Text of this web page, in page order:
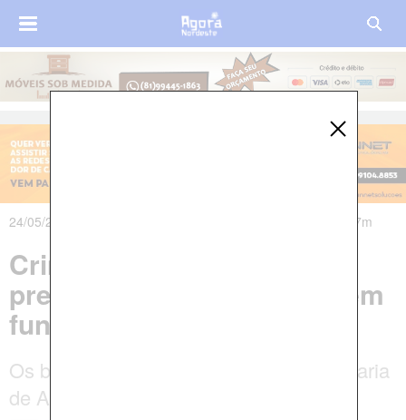
24/05/2024 às 06h05m - Atualizado em 24/05/2024 às 10h17m
Criminosos invadem
prefeitura paraibana, rendem
funcionários e levam carro
Os bandidos fugiram no carro da Secretaria
de Agricultura do município